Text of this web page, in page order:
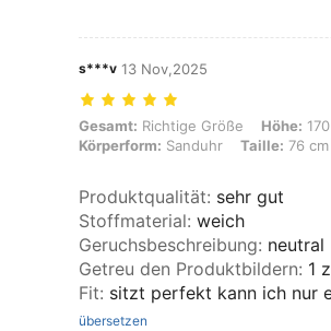
s***v 13 Nov,2025
Gesamt: Richtige Größe, Höhe: 170 cm /
Gesamt: Richtige Größe Höhe:
Körperform: Sanduhr Taille: 76 cm
Produktqualität: sehr gut
Stoffmaterial: weich
Geruchsbeschreibung: neutral
Getreu den Produktbildern: 1
Fit: sitzt perfekt kann ich nur
übersetzen